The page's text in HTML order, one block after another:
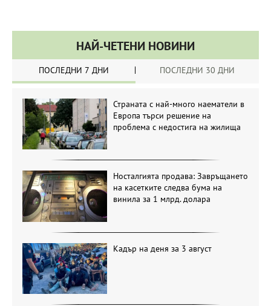
НАЙ-ЧЕТЕНИ НОВИНИ
ПОСЛЕДНИ 7 ДНИ ПОСЛЕДНИ 30 ДНИ
Страната с най-много наематели в
Европа търси решение на
проблема с недостига на жилища
Носталгията продава: Завръщането
на касетките следва бума на
винила за 1 млрд. долара
Кадър на деня за 3 август